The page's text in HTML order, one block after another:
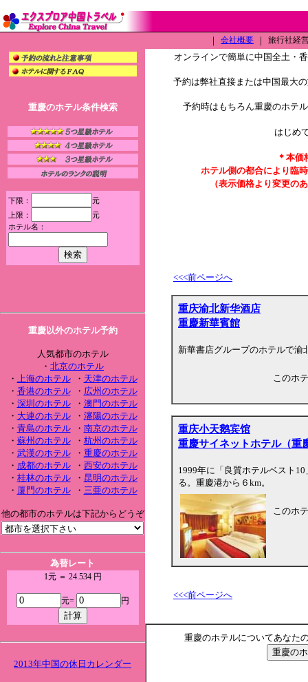
｜ 会社概要 ｜ 旅行社経
重慶のホテル条件検索
下限：
元
上限：
元
ホテル名：
重慶以外のホテル予約
人気都市のホテル
・ 北京のホテル
・ 上海のホテル・ 天津のホテル
・ 香港のホテル・ 広州のホテル
・ 深圳のホテル・ 澳門のホテル
・ 大連のホテル・ 瀋陽のホテル
・ 青島のホテル・ 南京のホテル
・ 蘇州のホテル・ 杭州のホテル
・ 武漢のホテル・ 重慶のホテル
・ 成都のホテル・ 西安のホテル
・ 桂林のホテル・ 昆明のホテル
・ 厦門のホテル・ 三亜のホテル
他の都市のホテルは下記からどうぞ
為替レート
1元 ＝ 24.534 円
元= 円
2013年中国の休日カレンダー
オンラインで簡単に中国全土・
予約は弊社直接または中国最大
予約時はもちろん重慶のホテ
はじめ
＊本
ホテル側の都合により臨
（表示価格より変更の
<<<前ページへ
重庆渝北新华酒店
重慶新華賓館
新華書店グループのホテルで
このホ
重庆小天鹅宾馆
重慶サイネットホテル（重
1999年に「良質ホテルベスト
る。重慶港から６km。
このホ
<<<前ページへ
重慶のホテルについてあなた